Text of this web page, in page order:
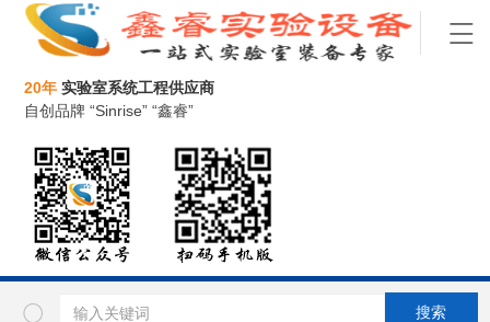
20年 实验室系统工程供应商
自创品牌 “Sinrise” “鑫睿”